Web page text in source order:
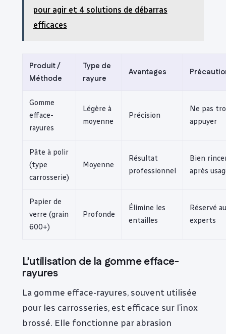
pour agir et 4 solutions de débarras
efficaces
Produit /
Méthode
Type de
rayure
Avantages
Gomme
efface-
rayures
Légère à
moyenne
Précision
Ne pas
appuyer
Pâte à polir
(type
carrosserie)
Moyenne
Résultat
professionnel
Bien
après
Papier de
verre (grain
600+)
Profonde
Élimine les
entailles
Réservé
experts
L’utilisation de la gomme efface-
rayures
La gomme efface-rayures, souvent utilisée
pour les carrosseries, est efficace sur l’inox
brossé. Elle fonctionne par abrasion